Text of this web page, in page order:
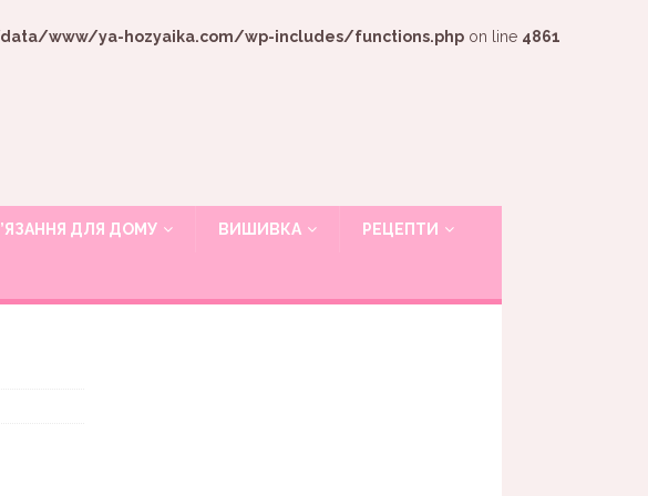
www/ya-hozyaika.com/wp-includes/functions.php on line 4861
ДЛЯ ДОМУ ВИШИВКА РЕЦЕПТИ